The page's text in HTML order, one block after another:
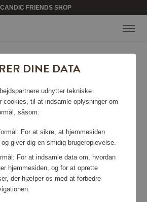
FRIENDS SHOP
/ Rygsække/
15,6" Sort
RYGSÆK
DINE DATA
udnytter tekniske
cookies, til at indsamle oplysninger om
såsom:
For at sikre, at hjemmesiden
giver dig en smidig brugeroplevelse.
For at indsamle data om, hvordan
hjemmesiden, og for at oprette
der hjælper os med at forbedre